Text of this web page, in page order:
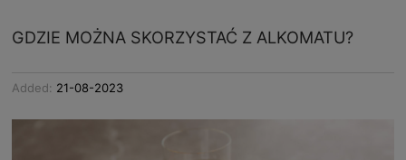
GDZIE MOŻNA SKORZYSTAĆ Z ALKOMATU?
Added: 21-08-2023